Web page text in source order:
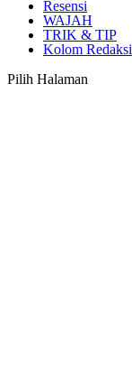
Resensi
WAJAH
TRIK & TIP
Kolom Redaksi
Pilih Halaman